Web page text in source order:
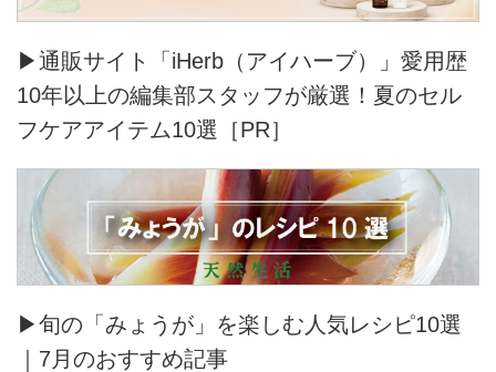
▶通販サイト「iHerb（アイハーブ）」愛用歴
10年以上の編集部スタッフが厳選！夏のセル
フケアアイテム10選［PR］
▶旬の「みょうが」を楽しむ人気レシピ10選
｜7月のおすすめ記事